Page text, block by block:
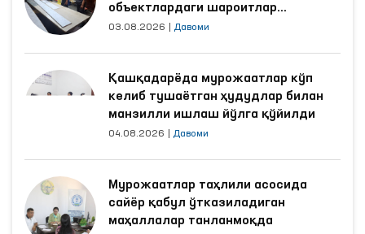
объектлардаги шароитлар
яхшиланди
03.08.2026 Давоми
Қашқадарёда мурожаатлар кўп
келиб тушаётган ҳудудлар билан
манзилли ишлаш йўлга қўйилди
04.08.2026 Давоми
Мурожаатлар таҳлили асосида
сайёр қабул ўтказиладиган
маҳаллалар танланмоқда